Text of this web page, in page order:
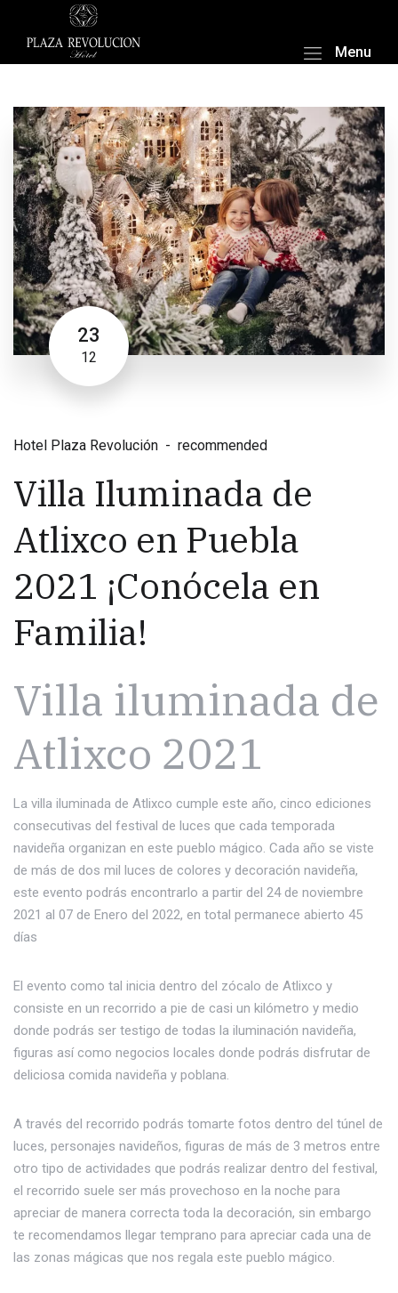
Menu
23
12
Hotel Plaza Revolución recommended
Villa Iluminada de
Atlixco en Puebla
2021 ¡Conócela en
Familia!
Villa iluminada de
Atlixco 2021
La villa iluminada de Atlixco cumple este año, cinco ediciones
consecutivas del festival de luces que cada temporada
navideña organizan en este pueblo mágico. Cada año se viste
de más de dos mil luces de colores y decoración navideña,
este evento podrás encontrarlo a partir del 24 de noviembre
2021 al 07 de Enero del 2022, en total permanece abierto 45
días
El evento como tal inicia dentro del zócalo de Atlixco y
consiste en un recorrido a pie de casi un kilómetro y medio
donde podrás ser testigo de todas la iluminación navideña,
figuras así como negocios locales donde podrás disfrutar de
deliciosa comida navideña y poblana.
A través del recorrido podrás tomarte fotos dentro del túnel de
luces, personajes navideños, figuras de más de 3 metros entre
otro tipo de actividades que podrás realizar dentro del festival,
el recorrido suele ser más provechoso en la noche para
apreciar de manera correcta toda la decoración, sin embargo
te recomendamos llegar temprano para apreciar cada una de
las zonas mágicas que nos regala este pueblo mágico.